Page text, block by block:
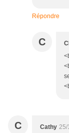
Répondre
C
C Cathy 25/